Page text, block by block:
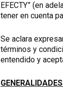
EFECTY” (en
tener en cuenta
Se aclara
términos y
entendido y